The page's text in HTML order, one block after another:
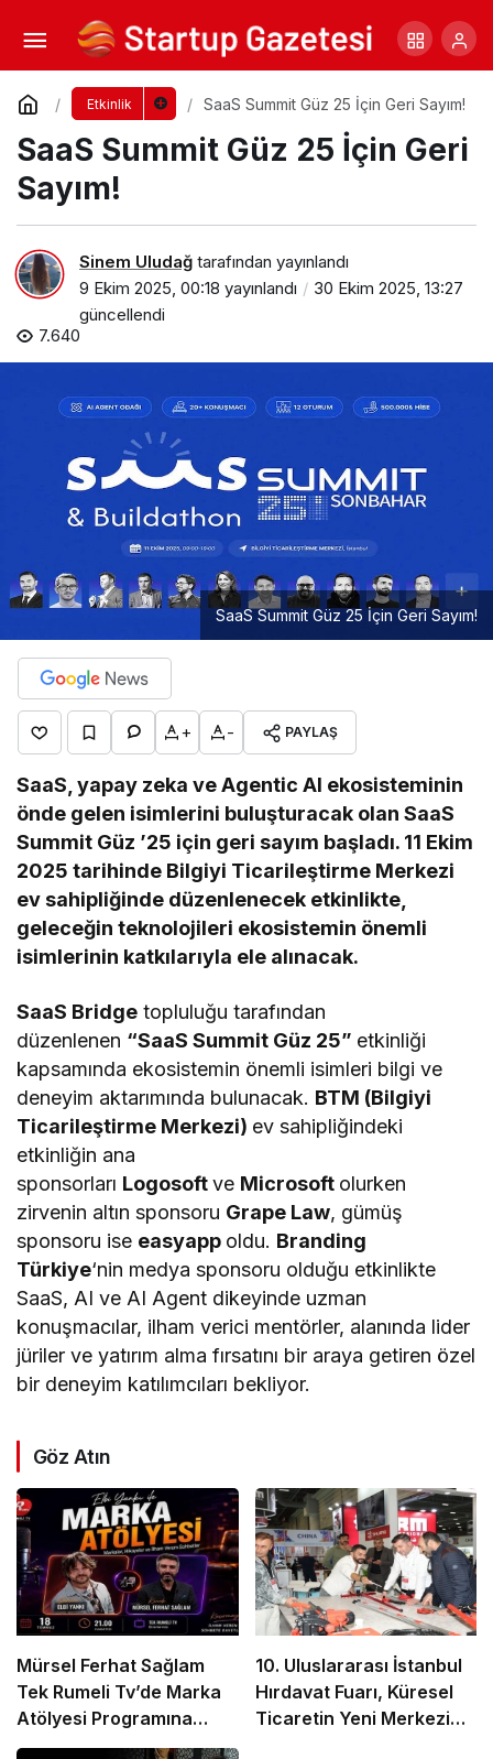
Etkinlik SaaS Summit Güz 25 İçin Geri Sayım!
SaaS Summit Güz 25 İçin Geri
Sayım!
Sinem Uludağ tarafından yayınlandı
9 Ekim 2025, 00:18 yayınlandı
30 Ekim 2025, 13:27
güncellendi
7.640
SaaS Summit Güz 25 İçin Geri Sayım!
+ - PAYLAŞ
SaaS, yapay zeka ve Agentic AI ekosisteminin
önde gelen isimlerini buluşturacak olan SaaS
Summit Güz ’25 için geri sayım başladı. 11 Ekim
2025 tarihinde Bilgiyi Ticarileştirme Merkezi
ev sahipliğinde düzenlenecek etkinlikte,
geleceğin teknolojileri ekosistemin önemli
isimlerinin katkılarıyla ele alınacak.
SaaS Bridge topluluğu tarafından
düzenlenen “SaaS Summit Güz 25” etkinliği
kapsamında ekosistemin önemli isimleri bilgi ve
deneyim aktarımında bulunacak. BTM (Bilgiyi
Ticarileştirme Merkezi) ev sahipliğindeki
etkinliğin ana
sponsorları Logosoftve Microsoft olurken
zirvenin altın sponsoru Grape Law, gümüş
sponsoru ise easyapp oldu. Branding
Türkiye‘nin medya sponsoru olduğu etkinlikte
SaaS, AI ve AI Agent dikeyinde uzman
konuşmacılar, ilham verici mentörler, alanında lider
jüriler ve yatırım alma fırsatını bir araya getiren özel
bir deneyim katılımcıları bekliyor.
Göz Atın
Mürsel Ferhat Sağlam
Tek Rumeli Tv’de Marka
Atölyesi Programına
Konuk Oldu
10. Uluslararası İstanbul
Hırdavat Fuarı, Küresel
Ticaretin Yeni Merkezi
Proje Yönetim Zirvesi 2025 İçin Geri Sayım!
Yorum Yap